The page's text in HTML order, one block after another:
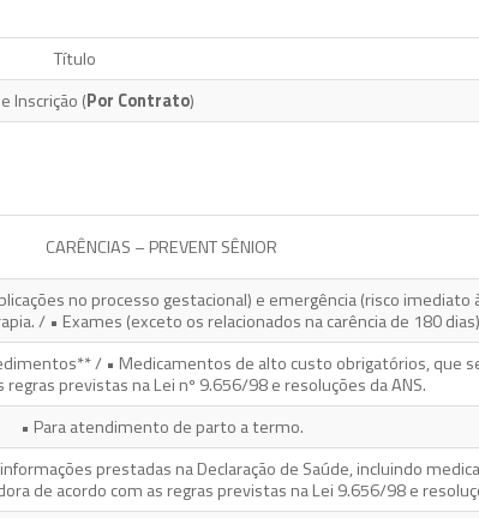
Título
Inscrição (Por Contrato)
CARÊNCIAS – PREVENT SÊNIOR
no processo gestacional) e emergência (risco imediato
/ • Exames (exceto os relacionados na carência de 180
/ • Medicamentos de alto custo obrigatórios, que
regras previstas na Lei nº 9.656/98 e resoluções da ANS.
• Para atendimento de parto a termo.
prestadas na Declaração de Saúde, incluindo
de acordo com as regras previstas na Lei 9.656/98 e